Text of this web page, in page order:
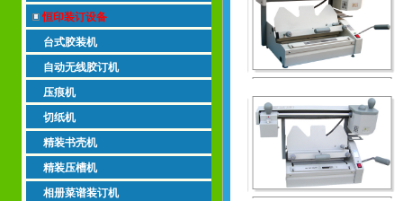
恒印装订设备
台式胶装机
自动无线胶订机
压痕机
切纸机
精装书壳机
精装压槽机
相册菜谱装订机